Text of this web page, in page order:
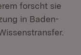
forscht sie
in Baden-